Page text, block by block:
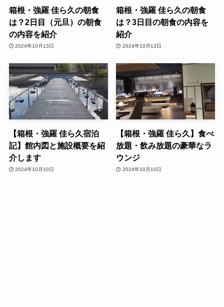
箱根・強羅 佳ら久の朝食
は？2日目（元旦）の朝食
の内容を紹介
2024年10月13日
箱根・強羅 佳ら久の朝食
は？3日目の朝食の内容を
紹介
2024年10月13日
【箱根・強羅 佳ら久宿泊
記】館内図と施設概要を紹
介します
2024年10月10日
【箱根・強羅 佳ら久】食べ
放題・飲み放題の豪華なラ
ウンジ
2024年10月10日